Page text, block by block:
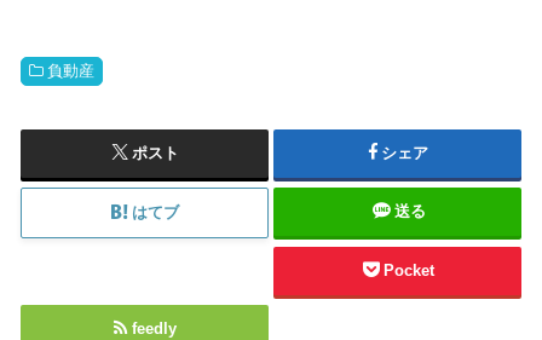
負動産
ポスト シェア
はてブ 送る
Pocket
feedly